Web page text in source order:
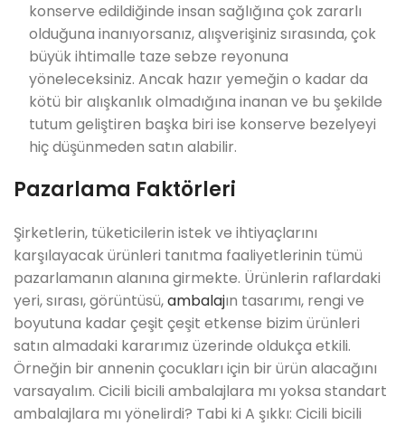
konserve edildiğinde insan sağlığına çok zararlı
olduğuna inanıyorsanız, alışverişiniz sırasında, çok
büyük ihtimalle taze sebze reyonuna
yöneleceksiniz. Ancak hazır yemeğin o kadar da
kötü bir alışkanlık olmadığına inanan ve bu şekilde
tutum geliştiren başka biri ise konserve bezelyeyi
hiç düşünmeden satın alabilir.
Pazarlama Faktörleri
Şirketlerin, tüketicilerin istek ve ihtiyaçlarını
karşılayacak ürünleri tanıtma faaliyetlerinin tümü
pazarlamanın alanına girmekte. Ürünlerin raflardaki
yeri, sırası, görüntüsü,ambalajın tasarımı, rengi ve
boyutuna kadar çeşit çeşit etkense bizim ürünleri
satın almadaki kararımız üzerinde oldukça etkili.
Örneğin bir annenin çocukları için bir ürün alacağını
varsayalım. Cicili bicili ambalajlara mı yoksa standart
ambalajlara mı yönelirdi? Tabi ki A şıkkı: Cicili bicili